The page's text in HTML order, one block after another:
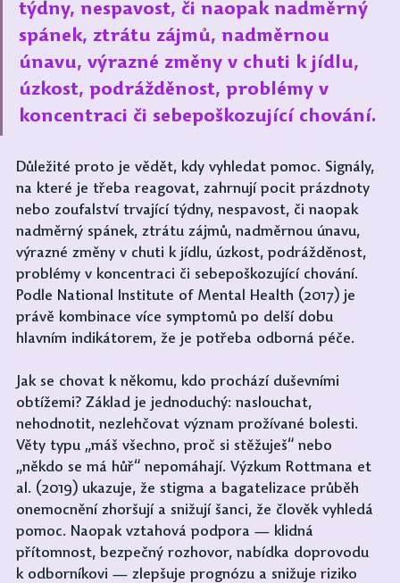
týdny, nespavost, či naopak nadměrný
spánek, ztrátu zájmů, nadměrnou
únavu, výrazné změny v chuti k jídlu,
úzkost, podrážděnost, problémy v
koncentraci či sebepoškozující chování.
Důležité proto je vědět, kdy vyhledat pomoc. Signály,
na které je třeba reagovat, zahrnují pocit prázdnoty
nebo zoufalství trvající týdny, nespavost, či naopak
nadměrný spánek, ztrátu zájmů, nadměrnou únavu,
výrazné změny v chuti k jídlu, úzkost, podrážděnost,
problémy v koncentraci či sebepoškozující chování.
Podle National Institute of Mental Health (2017) je
právě kombinace více symptomů po delší dobu
hlavním indikátorem, že je potřeba odborná péče.
Jak se chovat k někomu, kdo prochází duševními
obtížemi? Základ je jednoduchý: naslouchat,
nehodnotit, nezlehčovat význam prožívané bolesti.
Věty typu „máš všechno, proč si stěžuješ“ nebo
„někdo se má hůř“ nepomáhají. Výzkum Rottmana et
al. (2019) ukazuje, že stigma a bagatelizace průběh
onemocnění zhoršují a snižují šanci, že člověk vyhledá
pomoc. Naopak vztahová podpora — klidná
přítomnost, bezpečný rozhovor, nabídka doprovodu
k odborníkovi — zlepšuje prognózu a snižuje riziko